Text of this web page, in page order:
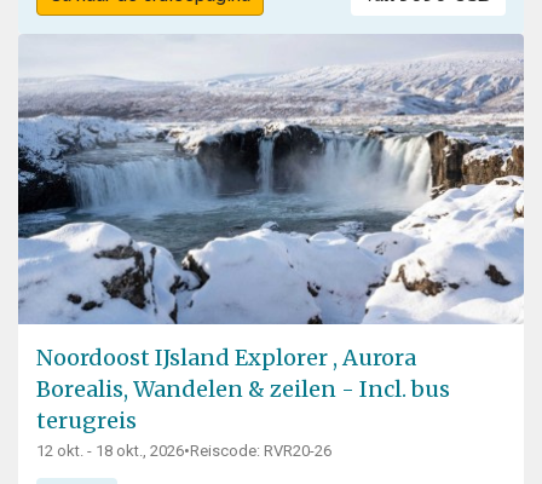
Noordoost IJsland Explorer , Aurora
Borealis, Wandelen & zeilen - Incl. bus
terugreis
12 okt. - 18 okt., 2026•Reiscode: RVR20-26